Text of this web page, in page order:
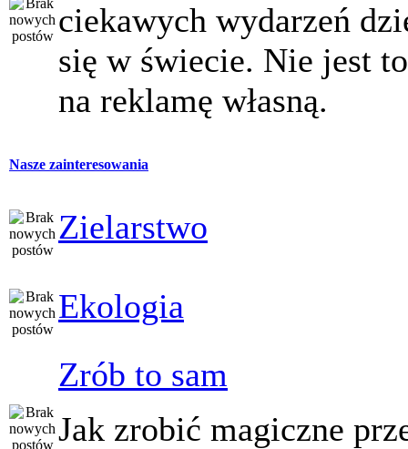
ciekawych wydarzeń
się w świecie. Nie jest
na reklamę własną.
Nasze zainteresowania
Zielarstwo
Ekologia
Zrób to sam
Jak zrobić magiczne